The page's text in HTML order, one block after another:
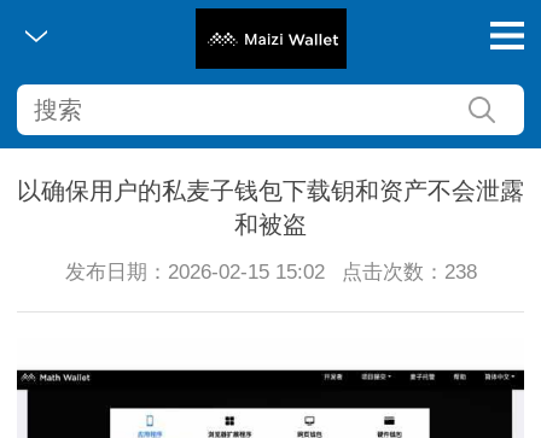
以确保用户的私麦子钱包下载钥和资产不会泄露
和被盗
发布日期：2026-02-15 15:02 点击次数：238